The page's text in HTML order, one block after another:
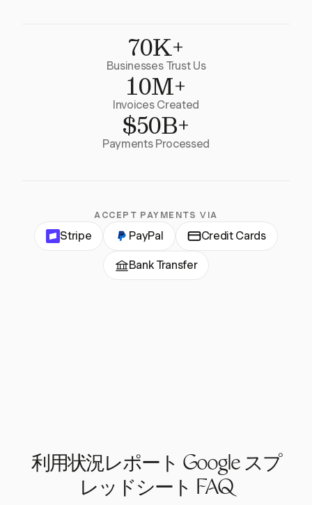
70K+
Businesses Trust Us
10M+
Invoices Created
$50B+
Payments Processed
ACCEPT PAYMENTS VIA
Stripe PayPal Credit Cards
Bank Transfer
利用状況レポート Google スプ
レッドシート FAQ